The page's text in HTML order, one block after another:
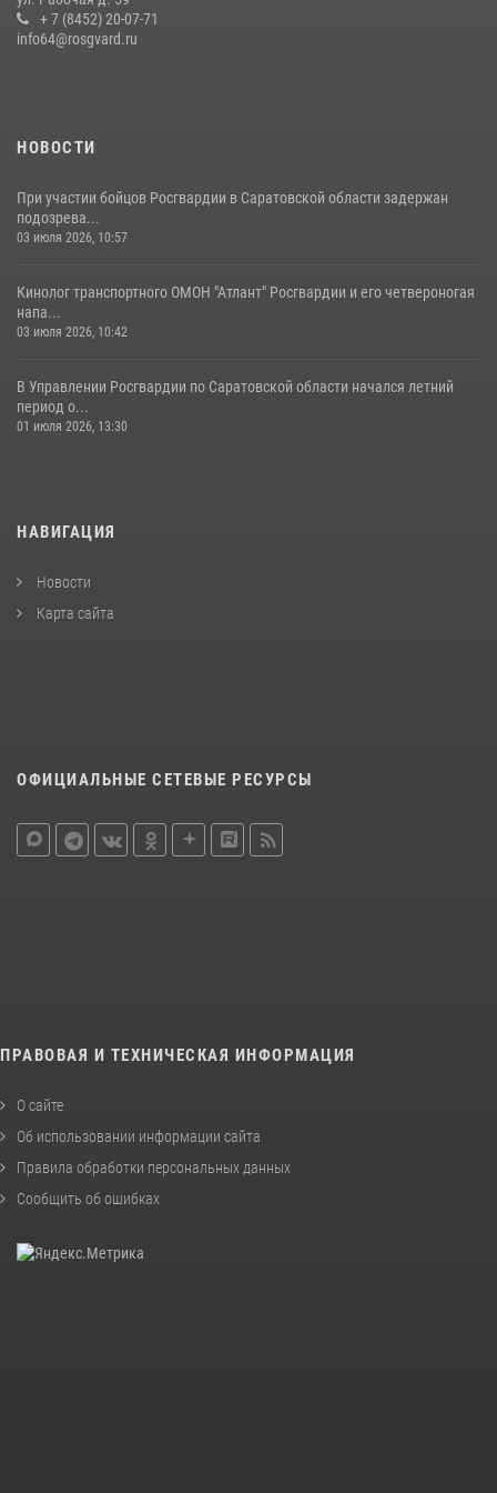
семей сотрудников Росгвардии.
05 августа 2026, 12:55
07 августа 2026, 11:35
+ 7 (8452) 20-07-71
info64@rosgvard.ru
НОВОСТИ
При участии бойцов Росгвардии в Саратовской области задержан
подозрева...
03 июля 2026, 10:57
Кинолог транспортного ОМОН "Атлант" Росгвардии и его четвероногая
напа...
03 июля 2026, 10:42
В Управлении Росгвардии по Саратовской области начался летний
период о...
01 июля 2026, 13:30
НАВИГАЦИЯ
Новости
Карта сайта
ОФИЦИАЛЬНЫЕ СЕТЕВЫЕ РЕСУРСЫ
ПРАВОВАЯ И ТЕХНИЧЕСКАЯ ИНФОРМАЦИЯ
О сайте
Об использовании информации сайта
Правила обработки персональных данных
Сообщить об ошибках